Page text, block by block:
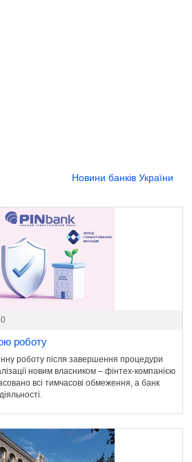
Новини банків України
роботу
роботу після завершення процедури
новим власником – фінтех-компанією
всі тимчасові обмеження, а банк